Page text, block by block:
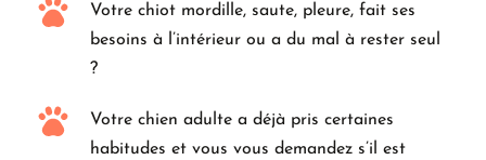
Votre chiot mordille, saute, pleure, fait ses
besoins à l’intérieur ou a du mal à rester seul
?
Votre chien adulte a déjà pris certaines
habitudes et vous vous demandez s’il est